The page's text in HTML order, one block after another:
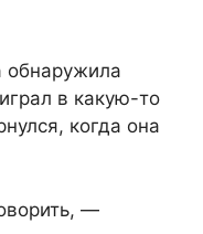
в какую-то
когда она
—